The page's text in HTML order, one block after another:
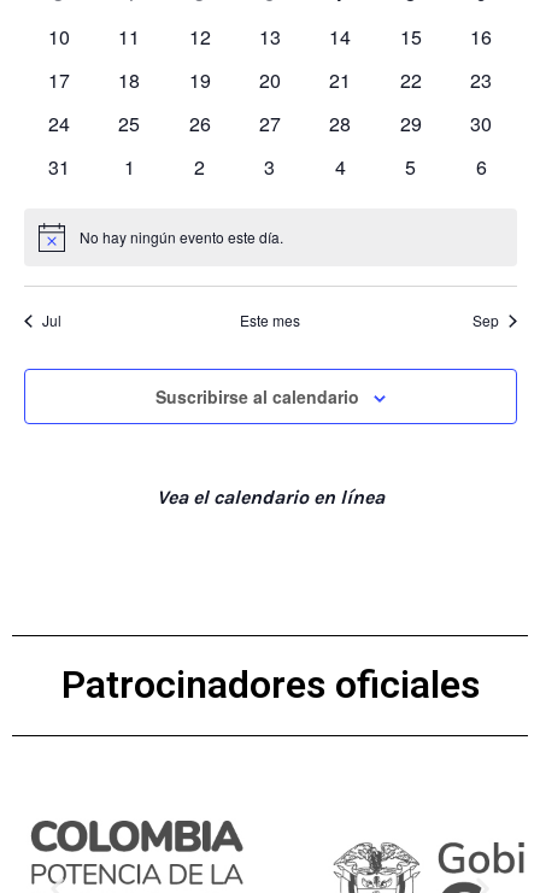
vistas
de
Eventos
0
10
0
11
0
12
0
13
0
14
0
15
0
16
0
17
0
18
0
19
0
20
0
21
0
22
0
23
0
24
0
25
0
26
0
27
0
28
0
29
0
30
0
31
0
1
0
2
0
3
0
4
0
5
0
6
Aviso No hay ningún evento este día.
Jul Este mes Sep
Suscribirse al calendario
Vea el calendario en línea
Patrocinadores oficiales